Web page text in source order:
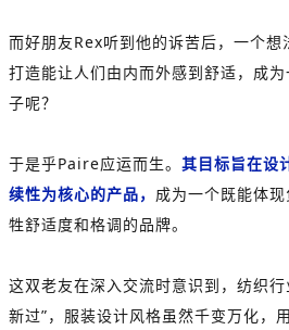
而好朋友Rex听到他的诉苦后，一个
打造能让人们由内而外感到舒适，成
子呢？
于是乎Paire应运而生。 其目标旨在设
续性为核心的产品， 成为一个既能体
牲舒适度和格调的品牌。
这双老友在深入交流时意识到，纺织
新过”，服装设计风格虽然千变万化，